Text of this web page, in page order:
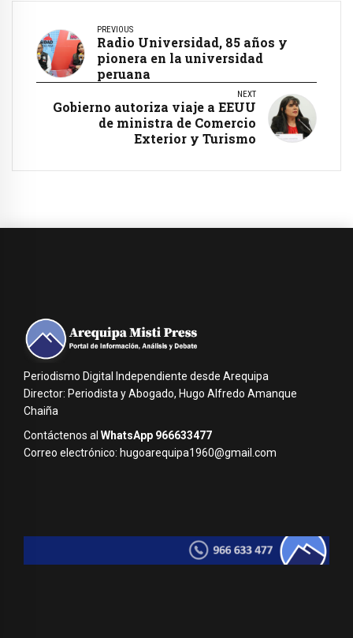
PREVIOUS
Radio Universidad, 85 años y
pionera en la universidad
peruana
NEXT
Gobierno autoriza viaje a EEUU
de ministra de Comercio
Exterior y Turismo
Periodismo Digital Independiente desde Arequipa
Director: Periodista y Abogado, Hugo Alfredo Amanque
Chaiña
Contáctenos al WhatsApp 966633477
Correo electrónico: hugoarequipa1960@gmail.com